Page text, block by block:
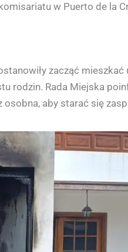
w Puerto de la
zacząć mieszkać
rodzin. Rada Miejska
aby starać się